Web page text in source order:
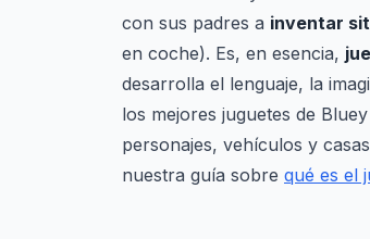
con sus padres a inventar
en coche). Es, en esencia,
desarrolla el lenguaje, la
los mejores juguetes de
personajes, vehículos y
nuestra guía sobre qué es el